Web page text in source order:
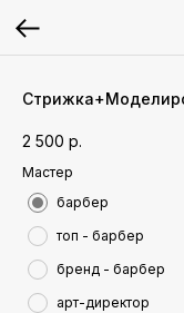
2 500 р.
Мастер
барбер
топ - барбер
бренд - барбер
арт-директор